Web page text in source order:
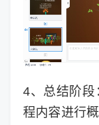
4、总结阶段
程内容进行